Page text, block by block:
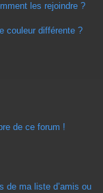
les rejoindre ?
couleur différente ?
de ce forum !
de ma liste d’amis ou